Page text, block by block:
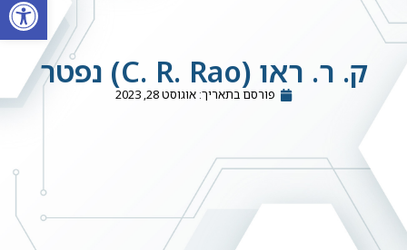
ק. ר. ראו (C. R. Rao) נפטר
פורסם בתאריך: אוגוסט 28, 2023